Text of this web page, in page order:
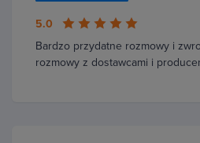
5.0
Bardzo przydatne rozmowy i
rozmowy z dostawcami i